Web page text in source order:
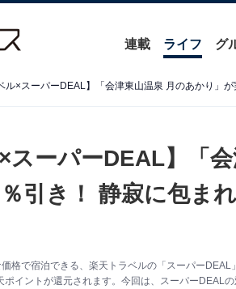
連載 ライフ グ
スーパーDEAL】「
引き！ 静寂に包ま
格で宿泊できる、楽天トラベルの「スーパー
ポイントが還元されます。今回は、スーパーDEAL